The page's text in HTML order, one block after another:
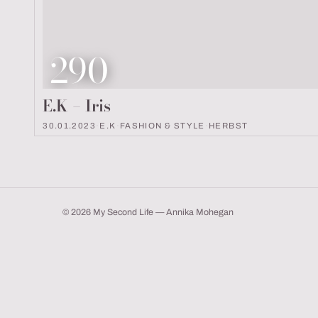
Look Nummer
290
E.K – Iris
30.01.2023 E.K FASHION & STYLE HERBST
© 2026 My Second Life — Annika Mohegan